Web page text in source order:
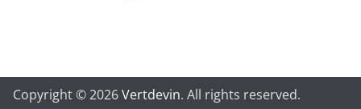
Copyright © 2026Vertdevin. All rights reserved.